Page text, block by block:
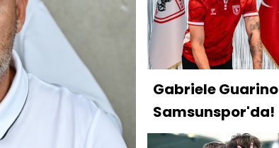
Gabriele Guarino
Samsunspor'da!